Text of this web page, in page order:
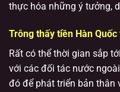
thực hóa những ý tưởng,
Trông thấy tiền Hàn
Rất có thể thời gian sắp
với các đối tác nước
đó để phát triển bản thân